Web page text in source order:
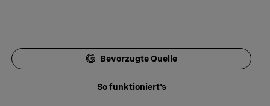
Bevorzugte Quelle
So funktioniert's